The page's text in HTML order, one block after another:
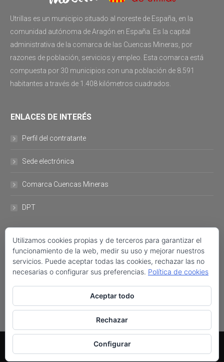
Utrillas es un municipio situado al noreste de España, en la
comunidad autónoma de Aragón en España. Es la capital
administrativa de la comarca de las Cuencas Mineras, por
razones de población, servicios y empleo. Esta comarca está
compuesta por 30 municipios con una población de 8.591
habitantes a través de 1.408 kilómetros cuadrados.
ENLACES DE INTERÉS
Perfil del contratante
Sede electrónica
Comarca Cuencas Mineras
DPT
DATOS DE CONTACTO
Plaza del Ayuntamiento, 11 44760- Utrillas +34 978 757 001 FAX:
+34 978 758 222 ayuntamiento@utrillas.org
AYUNTAMIENTO DE UTRILLAS © | 2017
Aviso legal|Política de cookies
Utilizamos cookies propias y de terceros para garantizar el
funcionamiento de la web, medir su uso y mejorar nuestros
servicios. Puede aceptar todas las cookies, rechazar las no
necesarias o configurar sus preferencias. Política de cookies
Aceptar todo
Rechazar
Configurar